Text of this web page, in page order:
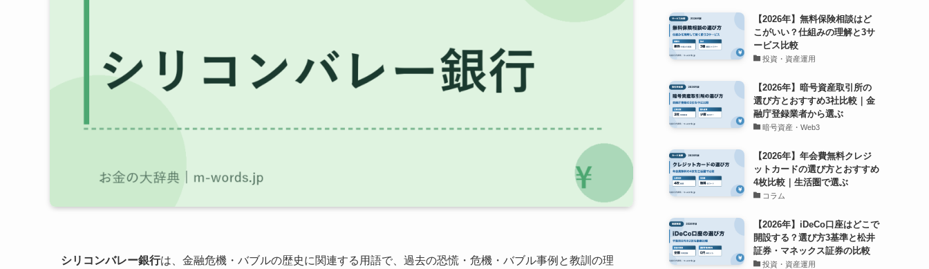
シリコンバレー銀行は、金融危機・バブルの歴史に関連する用語で、過去の恐慌・危機・バブル事例と教訓の理
【2026年】無料保険相談はど
こがいい？仕組みの理解と3サ
ービス比較
投資・資産運用
【2026年】暗号資産取引所の
選び方とおすすめ3社比較｜金
融庁登録業者から選ぶ
暗号資産・Web3
【2026年】年会費無料クレジ
ットカードの選び方とおすすめ
4枚比較｜生活圏で選ぶ
コラム
【2026年】iDeCo口座はどこで
開設する？選び方3基準と松井
証券・マネックス証券の比較
投資・資産運用